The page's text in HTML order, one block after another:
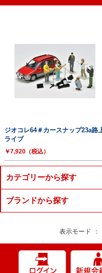
ジオコレ64＃カースナップ23a路
ライブ
￥7,920（税込）
カテゴリーから探す
ブランドから探す
表示モード ：